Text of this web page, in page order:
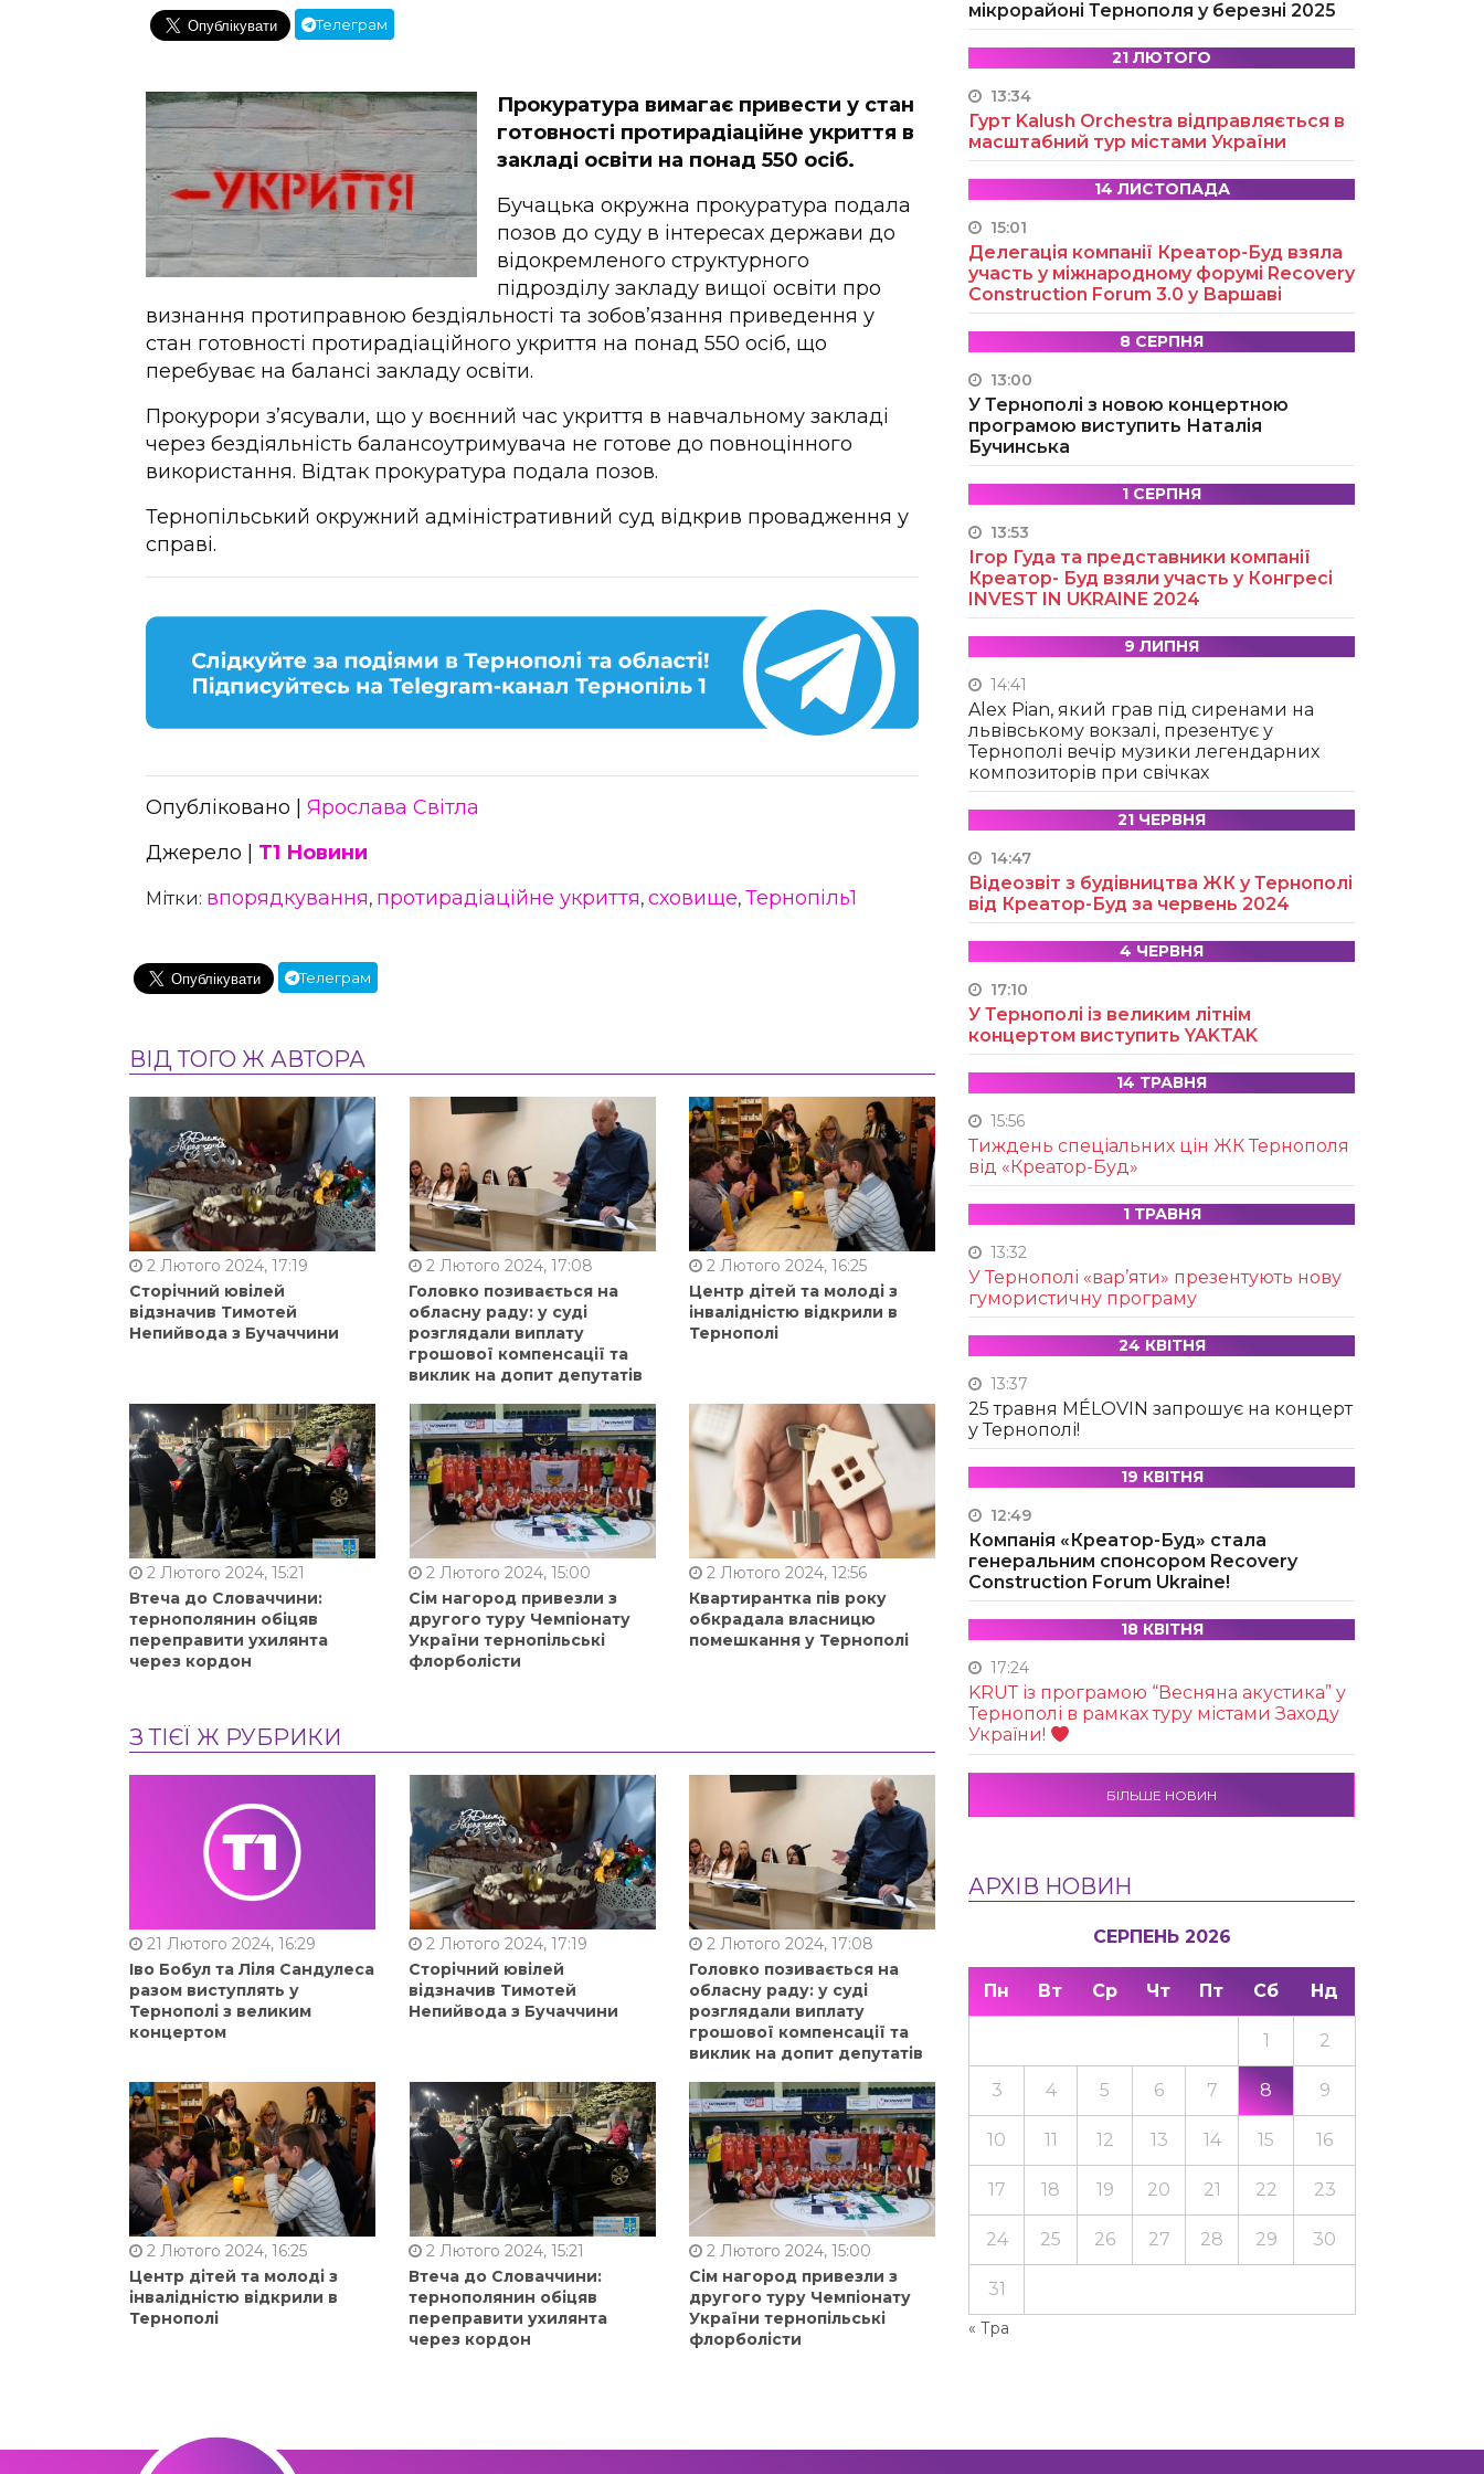
Телеграм
Прокуратура вимагає привести у стан
готовності протирадіаційне укриття в
закладі освіти на понад 550 осіб.
Бучацька окружна прокуратура подала
позов до суду в інтересах держави до
відокремленого структурного
підрозділу закладу вищої освіти про
визнання протиправною бездіяльності та зобов’язання приведення у
стан готовності протирадіаційного укриття на понад 550 осіб, що
перебуває на балансі закладу освіти.
Прокурори з’ясували, що у воєнний час укриття в навчальному закладі
через бездіяльність балансоутримувача не готове до повноцінного
використання. Відтак прокуратура подала позов.
Тернопільський окружний адміністративний суд відкрив провадження у
справі.
Опубліковано | Ярослава Світла
Джерело | Т1 Новини
Мітки: впорядкування, протирадіаційне укриття, сховище, Тернопіль1
Телеграм
ВІД ТОГО Ж АВТОРА
2 Лютого 2024, 17:19
Сторічний ювілей
відзначив Тимотей
Непийвода з Бучаччини
2 Лютого 2024, 17:08
Головко позивається на
обласну раду: у суді
розглядали виплату
грошової компенсації та
виклик на допит депутатів
2 Лютого 2024, 16:25
Центр дітей та молоді з
інвалідністю відкрили в
Тернополі
2 Лютого 2024, 15:21
Втеча до Словаччини:
тернополянин обіцяв
переправити ухилянта
через кордон
2 Лютого 2024, 15:00
Сім нагород привезли з
другого туру Чемпіонату
України тернопільські
флорболісти
2 Лютого 2024, 12:56
Квартирантка пів року
обкрадала власницю
помешкання у Тернополі
З ТІЄЇ Ж РУБРИКИ
21 Лютого 2024, 16:29
Іво Бобул та Ліля Сандулеса
разом виступлять у
Тернополі з великим
концертом
2 Лютого 2024, 17:19
Сторічний ювілей
відзначив Тимотей
Непийвода з Бучаччини
2 Лютого 2024, 17:08
Головко позивається на
обласну раду: у суді
розглядали виплату
грошової компенсації та
виклик на допит депутатів
2 Лютого 2024, 16:25
Центр дітей та молоді з
інвалідністю відкрили в
Тернополі
2 Лютого 2024, 15:21
Втеча до Словаччини:
тернополянин обіцяв
переправити ухилянта
через кордон
2 Лютого 2024, 15:00
Сім нагород привезли з
другого туру Чемпіонату
України тернопільські
флорболісти
мікрорайоні Тернополя у березні 2025
21 ЛЮТОГО
13:34
Гурт Kalush Orchestra відправляється в
масштабний тур містами України
14 ЛИСТОПАДА
15:01
Делегація компанії Креатор-Буд взяла
участь у міжнародному форумі Recovery
Construction Forum 3.0 у Варшаві
8 СЕРПНЯ
13:00
У Тернополі з новою концертною
програмою виступить Наталія
Бучинська
1 СЕРПНЯ
13:53
Ігор Гуда та представники компанії
Креатор- Буд взяли участь у Конгресі
INVEST IN UKRAINE 2024
9 ЛИПНЯ
14:41
Alex Pian, який грав під сиренами на
львівському вокзалі, презентує у
Тернополі вечір музики легендарних
композиторів при свічках
21 ЧЕРВНЯ
14:47
Відеозвіт з будівництва ЖК у Тернополі
від Креатор-Буд за червень 2024
4 ЧЕРВНЯ
17:10
У Тернополі із великим літнім
концертом виступить YAKTAK
14 ТРАВНЯ
15:56
Тиждень спеціальних цін ЖК Тернополя
від «Креатор-Буд»
1 ТРАВНЯ
13:32
У Тернополі «вар’яти» презентують нову
гумористичну програму
24 КВІТНЯ
13:37
25 травня MÉLOVIN запрошує на концерт
у Тернополі!
19 КВІТНЯ
12:49
Компанія «Креатор-Буд» стала
генеральним спонсором Recovery
Construction Forum Ukraine!
18 КВІТНЯ
17:24
KRUТ із програмою “Весняна акустика” у
Тернополі в рамках туру містами Заходу
України!
БІЛЬШЕ НОВИН
АРХІВ НОВИН
СЕРПЕНЬ 2026
Пн Вт Ср Чт Пт Сб Нд
« Тра
1 2
3 4 5 6 7 8 9
10 11 12 13 14 15 16
17 18 19 20 21 22 23
24 25 26 27 28 29 30
31